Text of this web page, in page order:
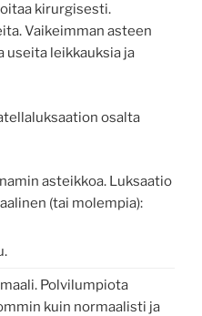
kirurgisesti.
Vaikeimman asteen
useita leikkauksia ja
osalta
asteikkoa. Luksaatio
(tai molempia):
Polvilumpiota
kuin normaalisti ja